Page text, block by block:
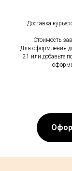
Доставка
Стоимость
Для оформления
21 или добавьте